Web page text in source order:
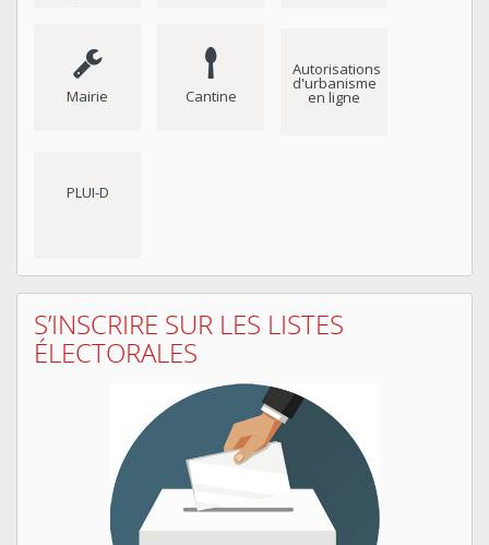
Mairie Cantine
Autorisations
d'urbanisme
en ligne
PLUI-D
S’INSCRIRE SUR LES LISTES
ÉLECTORALES